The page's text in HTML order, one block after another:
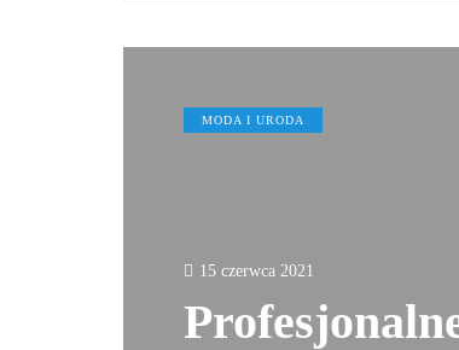
MODA I URODA
15 czerwca 2021